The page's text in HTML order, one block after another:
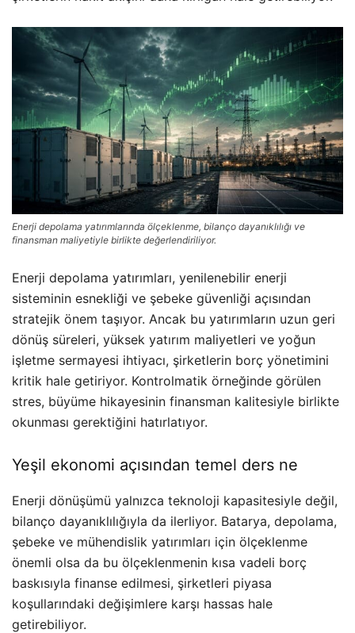
Enerji depolama yatırımlarında ölçeklenme, bilanço dayanıklılığı ve
finansman maliyetiyle birlikte değerlendiriliyor.
Enerji depolama yatırımları, yenilenebilir enerji
sisteminin esnekliği ve şebeke güvenliği açısından
stratejik önem taşıyor. Ancak bu yatırımların uzun geri
dönüş süreleri, yüksek yatırım maliyetleri ve yoğun
işletme sermayesi ihtiyacı, şirketlerin borç yönetimini
kritik hale getiriyor. Kontrolmatik örneğinde görülen
stres, büyüme hikayesinin finansman kalitesiyle birlikte
okunması gerektiğini hatırlatıyor.
Yeşil ekonomi açısından temel ders ne
Enerji dönüşümü yalnızca teknoloji kapasitesiyle değil,
bilanço dayanıklılığıyla da ilerliyor. Batarya, depolama,
şebeke ve mühendislik yatırımları için ölçeklenme
önemli olsa da bu ölçeklenmenin kısa vadeli borç
baskısıyla finanse edilmesi, şirketleri piyasa
koşullarındaki değişimlere karşı hassas hale
getirebiliyor.